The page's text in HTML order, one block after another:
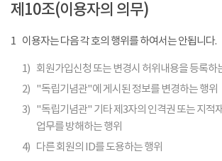
제10조(이용자의 의무)
1 이용자는 다음 각 호의 행위를 하여서는 안됩니다.
1) 회원가입신청 또는 변경시 허위내용을 등록하
2) "독립기념관"에 게시된 정보를 변경하는 행위
3) "독립기념관" 기타 제3자의 인격권 또는 지적
업무를 방해하는 행위
4) 다른 회원의 ID를 도용하는 행위